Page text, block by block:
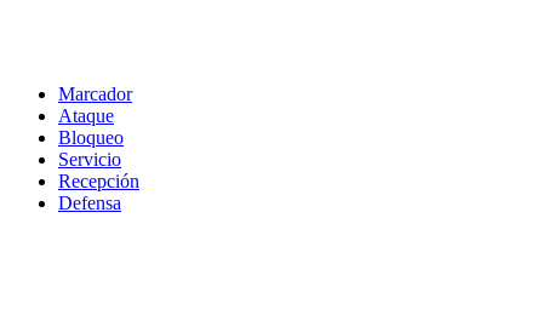
Marcador
Ataque
Bloqueo
Servicio
Recepción
Defensa